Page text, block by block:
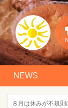
NEWS
８月は休みが不規